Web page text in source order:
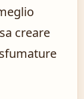
creare